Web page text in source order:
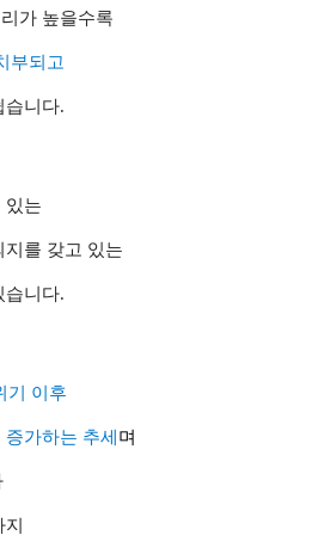
가 높을수록
부되고
습니다.
있는
를 갖고 있는
습니다.
기 이후
증가하는 추세 며
지